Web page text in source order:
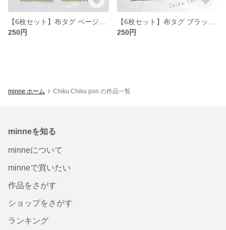
250円
250円
minne ホーム Chiku Chiku pon の作品一覧
minneを知る
minneについて
minneで買いたい
作品をさがす
ショップをさがす
ランキング